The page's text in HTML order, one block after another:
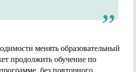
менять образовательный
продолжить обучение по
без повторного